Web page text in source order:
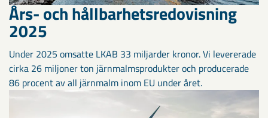
Års- och hållbarhets­­­­redovisning
2025
Under 2025 omsatte LKAB 33 miljarder kronor. Vi levererade
cirka 26 miljoner ton järnmalmsprodukter och producerade
86 procent av all järnmalm inom EU under året.